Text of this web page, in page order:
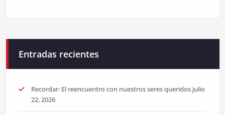
Entradas recientes
Recordar: El reencuentro con nuestros seres queridos julio
22, 2026